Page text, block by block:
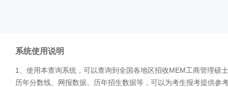
系统使用说明
1、使用本查询系统，可以查询到全国各地区招收MEM工商管理硕
历年分数线、网报数据、历年招生数据等，可以为考生报考提供参